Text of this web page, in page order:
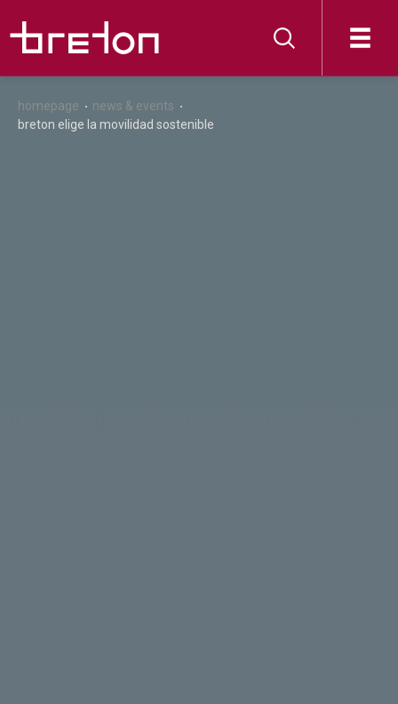
homepage
news & events
breton elige la movilidad sostenible